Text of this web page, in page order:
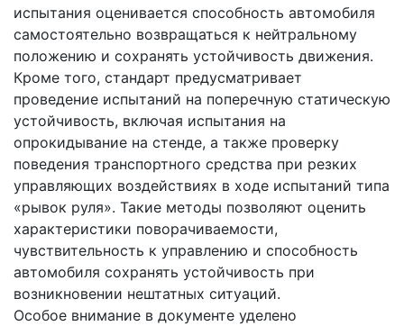
испытания оценивается способность автомобиля
самостоятельно возвращаться к нейтральному
положению и сохранять устойчивость движения.
Кроме того, стандарт предусматривает
проведение испытаний на поперечную статическую
устойчивость, включая испытания на
опрокидывание на стенде, а также проверку
поведения транспортного средства при резких
управляющих воздействиях в ходе испытаний типа
«рывок руля». Такие методы позволяют оценить
характеристики поворачиваемости,
чувствительность к управлению и способность
автомобиля сохранять устойчивость при
возникновении нештатных ситуаций.
Особое внимание в документе уделено